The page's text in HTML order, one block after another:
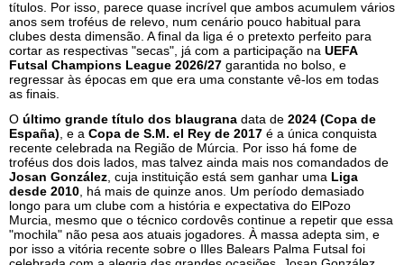
títulos. Por isso, parece quase incrível que ambos acumulem vários
anos sem troféus de relevo, num cenário pouco habitual para
clubes desta dimensão. A final da liga é o pretexto perfeito para
cortar as respectivas "secas", já com a participação na UEFA
Futsal Champions League 2026/27 garantida no bolso, e
regressar às épocas em que era uma constante vê-los em todas
as finais.
O último grande título dos blaugrana data de 2024 (Copa de
España) , e a Copa de S.M. el Rey de 2017 é a única conquista
recente celebrada na Região de Múrcia. Por isso há fome de
troféus dos dois lados, mas talvez ainda mais nos comandados de
Josan González , cuja instituição está sem ganhar uma Liga
desde 2010 , há mais de quinze anos. Um período demasiado
longo para um clube com a história e expectativa do ElPozo
Murcia, mesmo que o técnico cordovês continue a repetir que essa
"mochila" não pesa aos atuais jogadores. À massa adepta sim, e
por isso a vitória recente sobre o Illes Balears Palma Futsal foi